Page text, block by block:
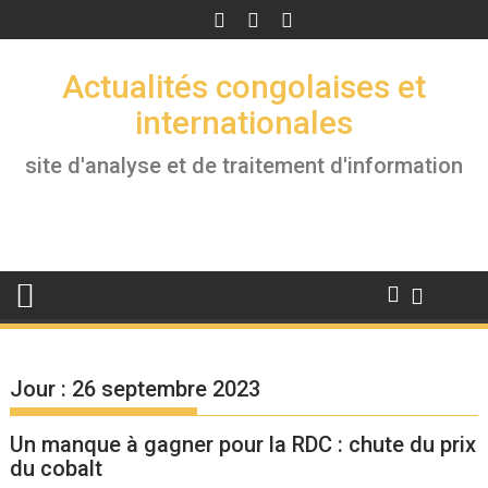
to
Actualités congolaises et
internationales
site d'analyse et de traitement d'information
Jour : 26 septembre 2023
Un manque à gagner pour la RDC : chute du prix
du cobalt